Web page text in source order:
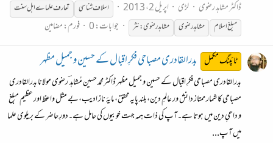
ڈاکٹر مشاہد رضوی
لڑی اپریل 2، 2013 اسلافشناسی
تعارف علماے اہل سنت
مبلغ اسلام
مشاہدرضوی مشاہدرضوی:نثر جوابات: 0 فورم:مضامین
ٹائپنگ مکمل بدرالقادری مصباحی فکرِ اقبال کے حسین و جمیل مظہر
بدرالقادری مصباحی فکرِ اقبال کے حسین و جمیل مظہر ڈاکٹرمحمد حسین مُشاہد ؔ رضوی مولانا بدرالقادری
مصباحی کا شمار ممتاز دانش ور عالمِ دین،بلند پایہ محقق، مایۂ ناز ادیب،بے مثل واعظ اور عظیم مبلغ
و داعیِ دین میں ہوتا ہے۔آپ کی ذات ہمہ جہت خوبیوں کی حامل ہے۔دورِ حاضر کے بریلوی علما
میں آپ...